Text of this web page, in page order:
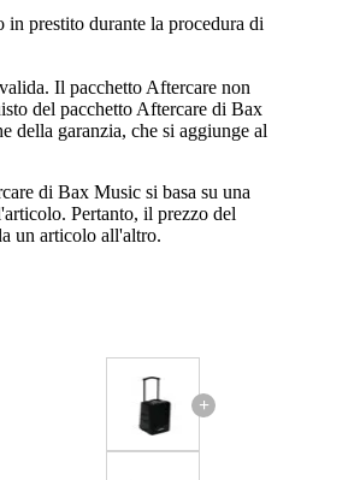
prestito durante la procedura di
Il pacchetto Aftercare non
del pacchetto Aftercare di Bax
della garanzia, che si aggiunge al
di Bax Music si basa su una
Pertanto, il prezzo del
un articolo all'altro.
+